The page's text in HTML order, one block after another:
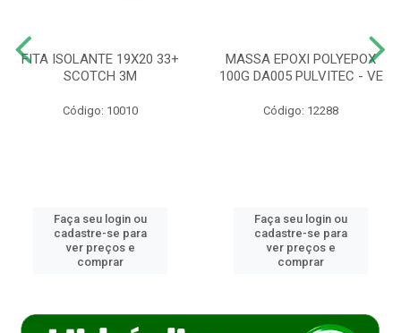
FITA ISOLANTE 19X20 33+
SCOTCH 3M
Código: 10010
Faça seu login ou
cadastre-se para
ver preços e
comprar
MASSA EPOXI POLYEPOX
100G DA005 PULVITEC - VE
Código: 12288
Faça seu login ou
cadastre-se para
ver preços e
comprar